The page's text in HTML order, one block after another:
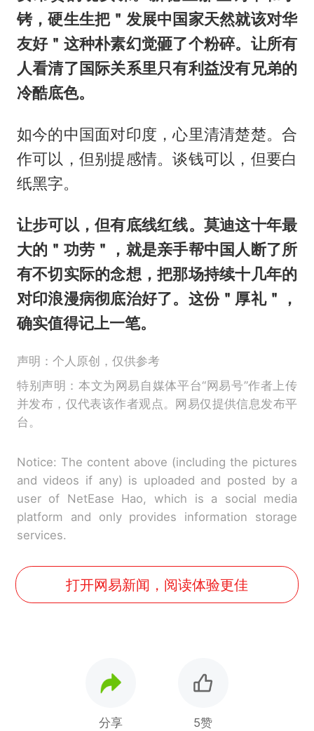
铐，硬生生把＂发展中国家天然就该对华
友好＂这种朴素幻觉砸了个粉碎。让所有
人看清了国际关系里只有利益没有兄弟的
冷酷底色。
如今的中国面对印度，心里清清楚楚。合
作可以，但别提感情。谈钱可以，但要白
纸黑字。
让步可以，但有底线红线。莫迪这十年最
大的＂功劳＂，就是亲手帮中国人断了所
有不切实际的念想，把那场持续十几年的
对印浪漫病彻底治好了。这份＂厚礼＂，
确实值得记上一笔。
声明：个人原创，仅供参考
特别声明：本文为网易自媒体平台“网易号”作者上传
并发布，仅代表该作者观点。网易仅提供信息发布平
台。
Notice: The content above (including the pictures
and videos if any) is uploaded and posted by a
user of NetEase Hao, which is a social media
platform and only provides information storage
services.
打开网易新闻，阅读体验更佳
分享 5赞